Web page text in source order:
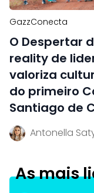
GazzConecta
O Despertar
reality de
valoriza
do primeiro
Santiago de
Antonella
As mais